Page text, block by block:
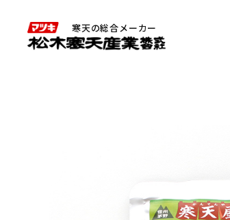
寒天の総合メーカー
企業情報 トップ